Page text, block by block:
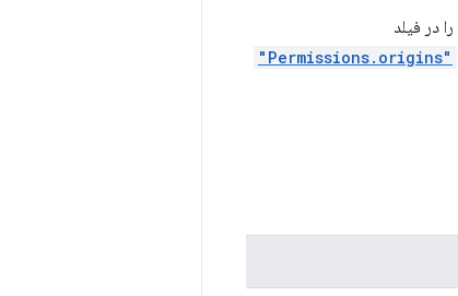
را در فیلد
"Permissions.origins"